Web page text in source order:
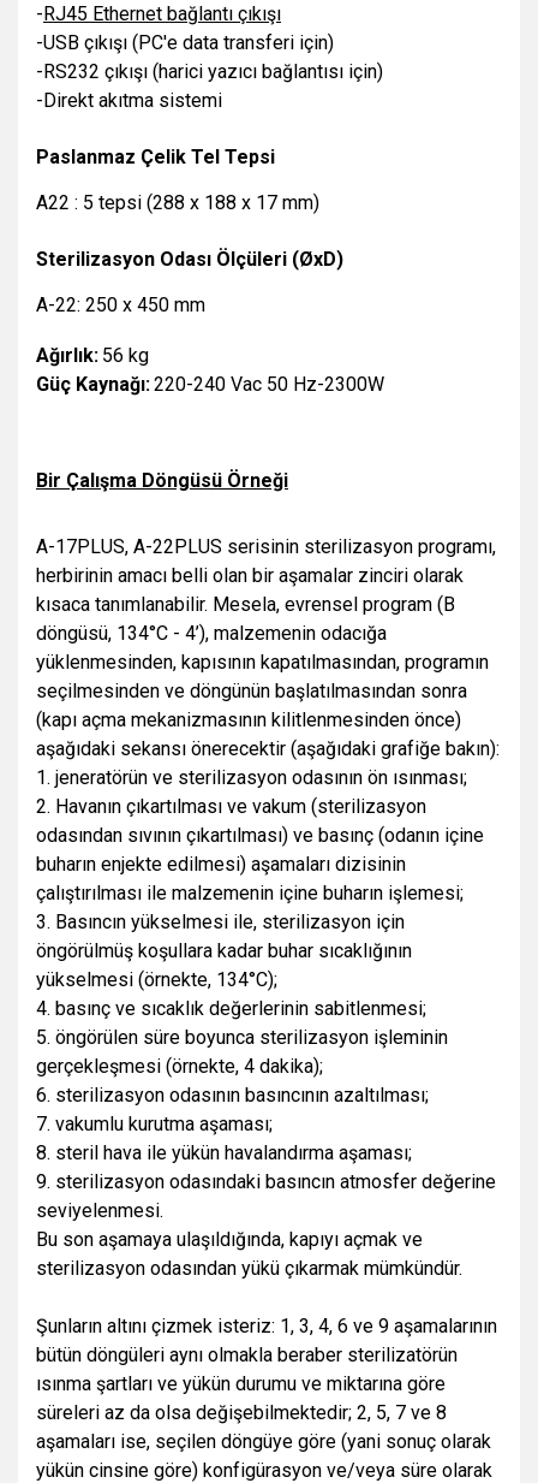
-RJ45 Ethernet bağlantı çıkışı
-USB çıkışı (PC'e data transferi için)
-RS232 çıkışı (harici yazıcı bağlantısı için)
-Direkt akıtma sistemi
Paslanmaz Çelik Tel Tepsi
A22 : 5 tepsi (288 x 188 x 17 mm)
Sterilizasyon Odası Ölçüleri (ØxD)
A-22: 250 x 450 mm
Ağırlık: 56 kg
Güç Kaynağı:220-240 Vac 50 Hz-2300W
Bir Çalışma Döngüsü Örneği
A-17PLUS, A-22PLUS serisinin sterilizasyon programı,
herbirinin amacı belli olan bir aşamalar zinciri olarak
kısaca tanımlanabilir. Mesela, evrensel program (B
döngüsü, 134°C - 4’), malzemenin odacığa
yüklenmesinden, kapısının kapatılmasından, programın
seçilmesinden ve döngünün başlatılmasından sonra
(kapı açma mekanizmasının kilitlenmesinden önce)
aşağıdaki sekansı önerecektir (aşağıdaki grafiğe bakın):
1. jeneratörün ve sterilizasyon odasının ön ısınması;
2. Havanın çıkartılması ve vakum (sterilizasyon
odasından sıvının çıkartılması) ve basınç (odanın içine
buharın enjekte edilmesi) aşamaları dizisinin
çalıştırılması ile malzemenin içine buharın işlemesi;
3. Basıncın yükselmesi ile, sterilizasyon için
öngörülmüş koşullara kadar buhar sıcaklığının
yükselmesi (örnekte, 134°C);
4. basınç ve sıcaklık değerlerinin sabitlenmesi;
5. öngörülen süre boyunca sterilizasyon işleminin
gerçekleşmesi (örnekte, 4 dakika);
6. sterilizasyon odasının basıncının azaltılması;
7. vakumlu kurutma aşaması;
8. steril hava ile yükün havalandırma aşaması;
9. sterilizasyon odasındaki basıncın atmosfer değerine
seviyelenmesi.
Bu son aşamaya ulaşıldığında, kapıyı açmak ve
sterilizasyon odasından yükü çıkarmak mümkündür.
Şunların altını çizmek isteriz: 1, 3, 4, 6 ve 9 aşamalarının
bütün döngüleri aynı olmakla beraber sterilizatörün
ısınma şartları ve yükün durumu ve miktarına göre
süreleri az da olsa değişebilmektedir; 2, 5, 7 ve 8
aşamaları ise, seçilen döngüye göre (yani sonuç olarak
yükün cinsine göre) konfigürasyon ve/veya süre olarak